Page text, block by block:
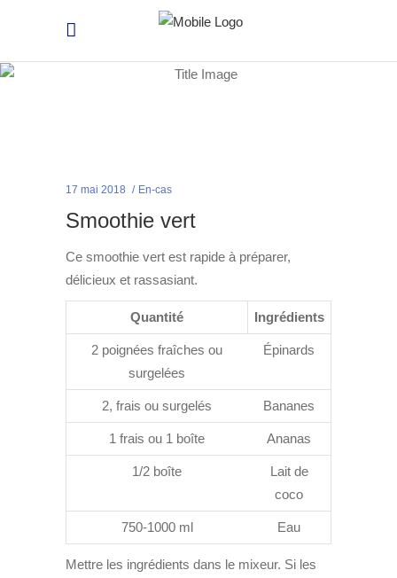
17 mai 2018 En-cas
Smoothie vert
Ce smoothie vert est rapide à préparer,
délicieux et rassasiant.
Quantité Ingrédients
2 poignées fraîches ou
surgelées
Épinards
2, frais ou surgelés Bananes
1 frais ou 1 boîte Ananas
1/2 boîte
Lait de
coco
750-1000 ml Eau
Mettre les ingrédients dans le mixeur. Si les